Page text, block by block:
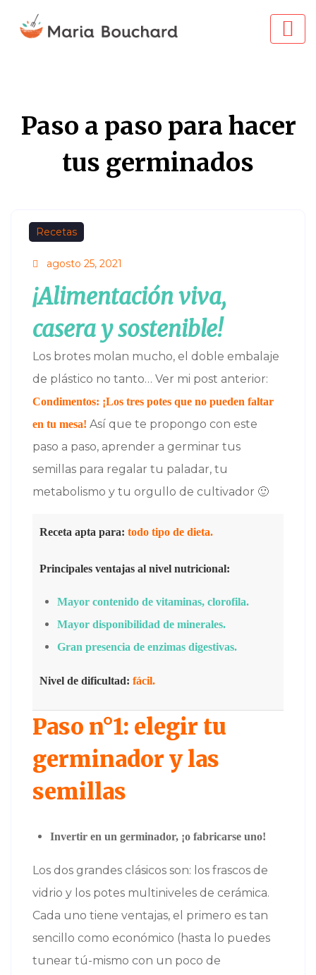
Paso a paso para hacer
tus germinados
Recetas
agosto 25, 2021
¡Alimentación viva,
casera y sostenible!
Los brotes molan mucho, el doble embalaje
de plástico no tanto… Ver mi post anterior:
Condimentos: ¡Los tres potes que no pueden faltar
en tu mesa! Así que te propongo con este
paso a paso, aprender a germinar tus
semillas para regalar tu paladar, tu
metabolismo y tu orgullo de cultivador 🙂
Receta apta para: todo tipo de dieta.
Principales ventajas al nivel nutricional:
Mayor contenido de vitaminas, clorofila.
Mayor disponibilidad de minerales.
Gran presencia de enzimas digestivas.
Nivel de dificultad: fácil.
Paso n°1: elegir tu
germinador y las
semillas
Invertir en un germinador, ¡o fabricarse uno!
Los dos grandes clásicos son: los frascos de
vidrio y los potes multiniveles de cerámica.
Cada uno tiene ventajas, el primero es tan
sencillo como económico (hasta lo puedes
tunear tú-mismo con un poco de